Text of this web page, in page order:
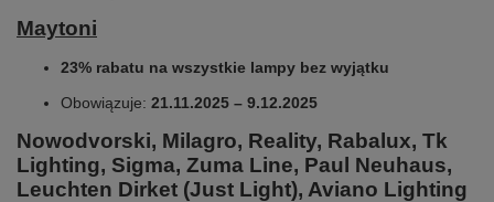
Maytoni
23% rabatu na wszystkie lampy bez wyjątku
Obowiązuje: 21.11.2025 – 9.12.2025
Nowodvorski, Milagro, Reality, Rabalux, Tk
Lighting, Sigma, Zuma Line, Paul Neuhaus,
Leuchten Dirket (Just Light), Aviano Lighting